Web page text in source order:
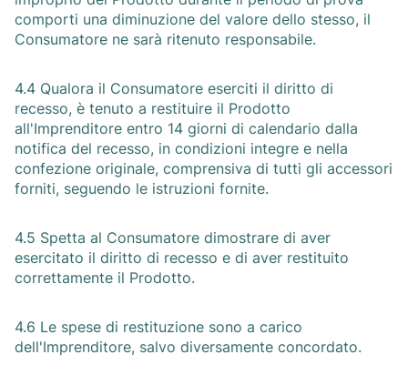
comporti una diminuzione del valore dello stesso, il
Consumatore ne sarà ritenuto responsabile.
4.4 Qualora il Consumatore eserciti il diritto di
recesso, è tenuto a restituire il Prodotto
all'Imprenditore entro 14 giorni di calendario dalla
notifica del recesso, in condizioni integre e nella
confezione originale, comprensiva di tutti gli accessori
forniti, seguendo le istruzioni fornite.
4.5 Spetta al Consumatore dimostrare di aver
esercitato il diritto di recesso e di aver restituito
correttamente il Prodotto.
4.6 Le spese di restituzione sono a carico
dell'Imprenditore, salvo diversamente concordato.